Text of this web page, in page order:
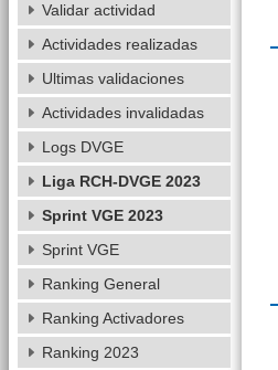
Validar actividad
Actividades realizadas
Ultimas validaciones
Actividades invalidadas
Logs DVGE
Liga RCH-DVGE 2023
Sprint VGE 2023
Sprint VGE
Ranking General
Ranking Activadores
Ranking 2023